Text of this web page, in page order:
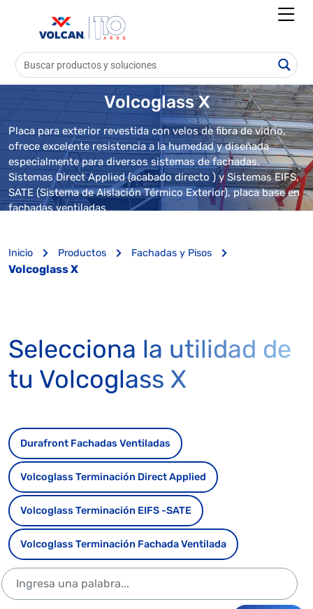
Volcoglass X
Placa para exterior revestida con velos de fibra de vidrio,
ofrece excelente resistencia a la humedad y diseñada
especialmente para diversos sistemas de fachadas.
Sistemas Direct Applied (acabado directo ) y Sistemas EIFS,
SATE (Sistema de Aislación Térmico Exterior), placa base en
fachadas ventiladas
Inicio Productos Fachadas y Pisos
Volcoglass X
Selecciona la utilidad de
tu Volcoglass X
Durafront Fachadas Ventiladas
Volcoglass Terminación Direct Applied
Volcoglass Terminación EIFS -SATE
Volcoglass Terminación Fachada Ventilada